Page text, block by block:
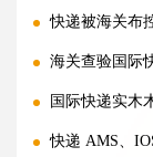
快递被海关布控查
海关查验国际快递
国际快递实木木箱
快递 AMS、IOSS、